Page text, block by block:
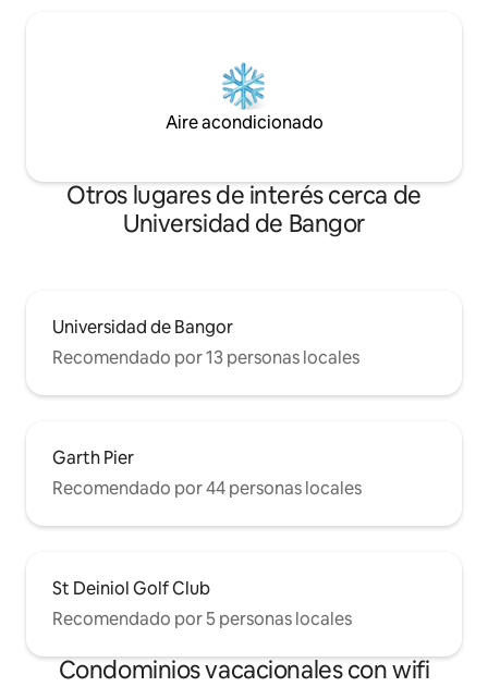
Aire acondicionado
Otros lugares de interés cerca de
Universidad de Bangor
Universidad de Bangor
Recomendado por 13 personas locales
Garth Pier
Recomendado por 44 personas locales
St Deiniol Golf Club
Recomendado por 5 personas locales
Condominios vacacionales con wifi